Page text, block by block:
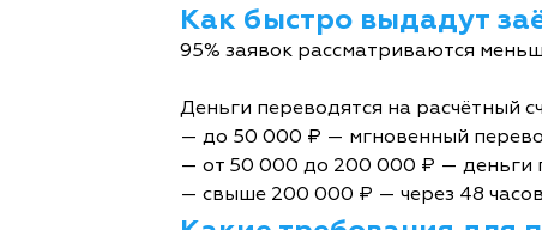
Как быстро выдадут
95% заявок рассматриваются
Деньги переводятся на расчётный
— до 50 000 ₽ — мгновенный
— от 50 000 до 200 000 ₽ — деньги
— свыше 200 000 ₽ — через 48